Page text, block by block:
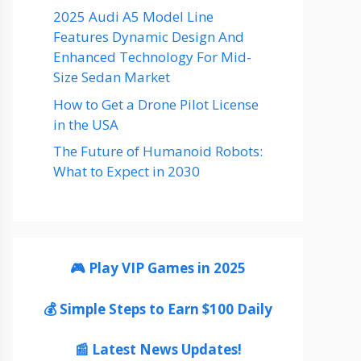
2025 Audi A5 Model Line
Features Dynamic Design And
Enhanced Technology For Mid-
Size Sedan Market
How to Get a Drone Pilot License
in the USA
The Future of Humanoid Robots:
What to Expect in 2030
🎮 Play VIP Games in 2025
💰 Simple Steps to Earn $100 Daily
📰 Latest News Updates!